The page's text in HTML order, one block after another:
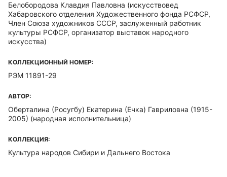
Белобородова Клавдия Павловна (искусствовед
Хабаровского отделения Художественного фонда РСФСР,
Член Союза художников СССР, заслуженный работник
культуры РСФСР, организатор выставок народного
искусства)
КОЛЛЕКЦИОННЫЙ НОМЕР:
РЭМ 11891-29
АВТОР:
Оберталина (Росугбу) Екатерина (Ечка) Гавриловна (1915-
2005) (народная исполнительница)
КОЛЛЕКЦИЯ:
Культура народов Сибири и Дальнего Востока